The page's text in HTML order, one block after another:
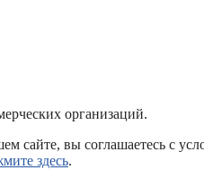
организаций.
сайте, вы соглашаетесь с
здесь.